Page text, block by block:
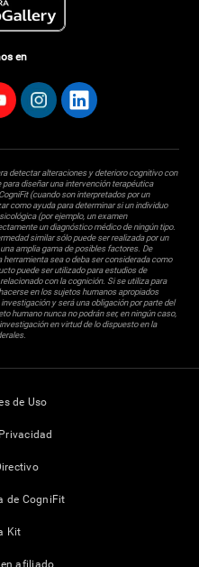
en
detectar alteraciones y deterioro cognitivo con
diseñar una intervención terapéutica
(cuando son interpretados por un
como ayuda para determinar si un individuo
(por ejemplo, un examen
un diagnóstico médico de ningún tipo.
similar sólo puede ser realizada por un
amplia gama de posibles factores. De
herramienta sea o deba ser considerada como
puede ser utilizado para estudios de
con la cognición. Si se utiliza para
en los sujetos humanos apropiados
y será una obligación por parte del
humano nunca no podrán ser, en ningún caso,
en virtud de lo dispuesto en la
de Uso
de CogniFit
Kit